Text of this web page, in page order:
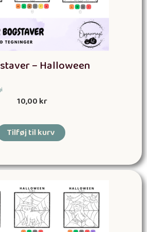
– Halloween
10,00kr
Tilføj til kurv